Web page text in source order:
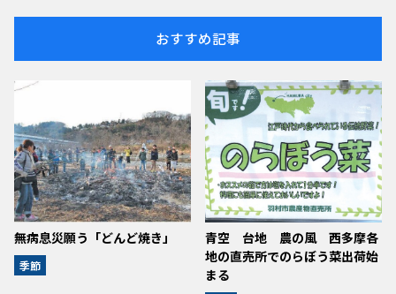
おすすめ記事
無病息災願う「どんど焼き」
季節
青空 台地 農の風 西多摩各
地の直売所でのらぼう菜出荷始
まる